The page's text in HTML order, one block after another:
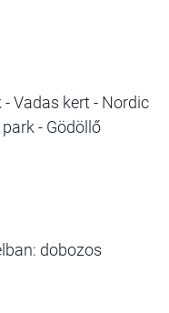
Vadas kert - Nordic
- Gödöllő
dobozos